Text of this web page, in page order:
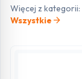
Więcej z kategorii:
Wszystkie arrow_forward